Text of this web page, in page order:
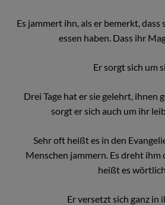
Es jammert ihn, als er bemerkt, dass
essen haben. Dass ihr
Er sorgt sich um
Drei Tage hat er sie gelehrt, ihnen
sorgt er sich auch um ihr
Sehr oft heißt es in den
Menschen jammern. Es dreht ihm
heißt es wörtlich.
Er versetzt sich ganz in